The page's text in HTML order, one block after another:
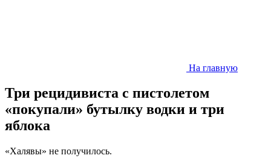
На главную
Три рецидивиста с пистолетом
«покупали» бутылку водки и три
яблока
«Халявы» не получилось.